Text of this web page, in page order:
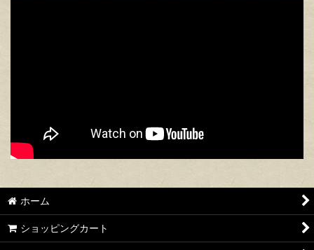
ホーム
ショッピングカート